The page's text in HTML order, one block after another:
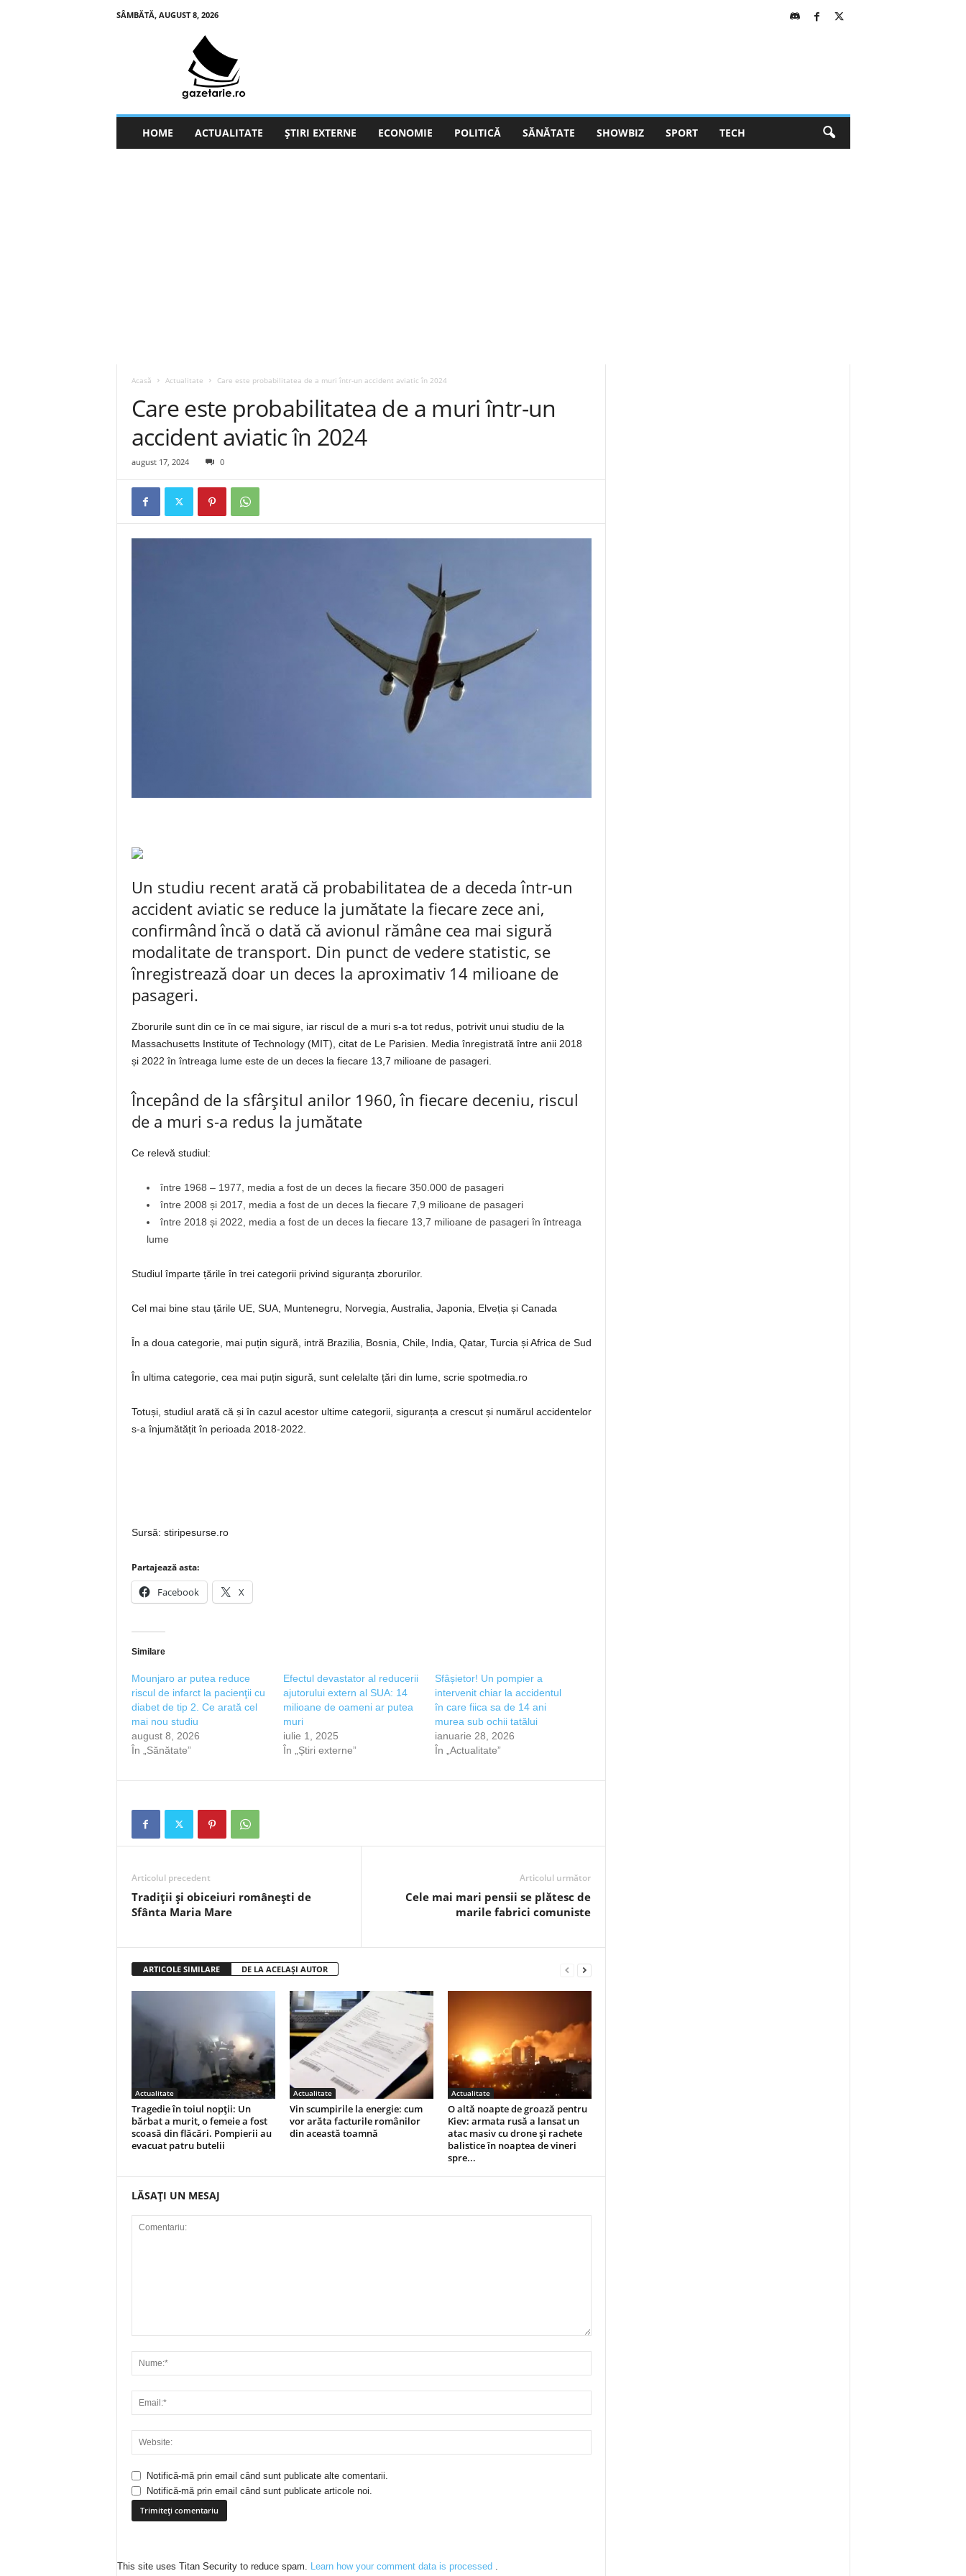
SÂMBĂTĂ, AUGUST 8, 2026
HOME ACTUALITATE ȘTIRI EXTERNE ECONOMIE POLITICĂ SĂNĂTATE SHOWBIZ SPORT TECH
Acasă Actualitate Care este probabilitatea de a muri într-un accident aviatic în 2024
Care este probabilitatea de a muri într-un
accident aviatic în 2024
august 17, 2024 0
Un studiu recent arată că probabilitatea de a deceda într-un
accident aviatic se reduce la jumătate la fiecare zece ani,
confirmând încă o dată că avionul rămâne cea mai sigură
modalitate de transport. Din punct de vedere statistic, se
înregistrează doar un deces la aproximativ 14 milioane de
pasageri.
Zborurile sunt din ce în ce mai sigure, iar riscul de a muri s-a tot redus, potrivit unui studiu de la
Massachusetts Institute of Technology (MIT), citat de Le Parisien. Media înregistrată între anii 2018
și 2022 în întreaga lume este de un deces la fiecare 13,7 milioane de pasageri.
Începând de la sfârșitul anilor 1960, în fiecare deceniu, riscul
de a muri s-a redus la jumătate
Ce relevă studiul:
între 1968 – 1977, media a fost de un deces la fiecare 350.000 de pasageri
între 2008 și 2017, media a fost de un deces la fiecare 7,9 milioane de pasageri
între 2018 și 2022, media a fost de un deces la fiecare 13,7 milioane de pasageri în întreaga
lume
Studiul împarte țările în trei categorii privind siguranța zborurilor.
Cel mai bine stau țările UE, SUA, Muntenegru, Norvegia, Australia, Japonia, Elveția și Canada
În a doua categorie, mai puțin sigură, intră Brazilia, Bosnia, Chile, India, Qatar, Turcia și Africa de Sud
În ultima categorie, cea mai puțin sigură, sunt celelalte țări din lume, scrie spotmedia.ro
Totuși, studiul arată că și în cazul acestor ultime categorii, siguranța a crescut și numărul accidentelor
s-a înjumătățit în perioada 2018-2022.
Sursă: stiripesurse.ro
Partajează asta:
Facebook X
Similare
Mounjaro ar putea reduce
riscul de infarct la pacienţii cu
diabet de tip 2. Ce arată cel
mai nou studiu
august 8, 2026
În „Sănătate”
Efectul devastator al reducerii
ajutorului extern al SUA: 14
milioane de oameni ar putea
muri
iulie 1, 2025
În „Știri externe”
Sfâșietor! Un pompier a
intervenit chiar la accidentul
în care fiica sa de 14 ani
murea sub ochii tatălui
ianuarie 28, 2026
În „Actualitate”
Articolul precedent
Tradiții și obiceiuri românești de
Sfânta Maria Mare
Articolul următor
Cele mai mari pensii se plătesc de
marile fabrici comuniste
ARTICOLE SIMILARE DE LA ACELAȘI AUTOR
Actualitate
Tragedie în toiul nopții: Un
bărbat a murit, o femeie a fost
scoasă din flăcări. Pompierii au
evacuat patru butelii
Actualitate
Vin scumpirile la energie: cum
vor arăta facturile românilor
din această toamnă
Actualitate
O altă noapte de groază pentru
Kiev: armata rusă a lansat un
atac masiv cu drone și rachete
balistice în noaptea de vineri
spre...
LĂSAȚI UN MESAJ
Notifică-mă prin email când sunt publicate alte comentarii.
Notifică-mă prin email când sunt publicate articole noi.
This site uses Titan Security to reduce spam. Learn how your comment data is processed .